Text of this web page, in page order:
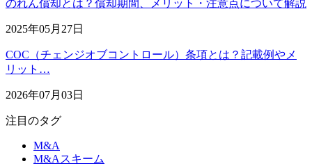
のれん償却とは？償却期間、メリット・注意点について解説
2025年05月27日
COC（チェンジオブコントロール）条項とは？記載例やメ
リット…
2026年07月03日
注目のタグ
M&A
M&Aスキーム